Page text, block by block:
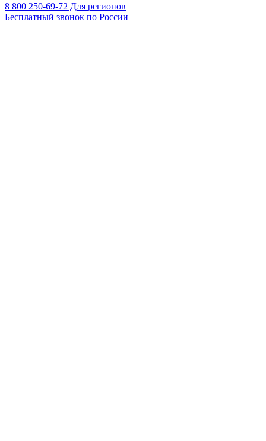
8 800 250-69-72 Для регионов
Бесплатный звонок по России